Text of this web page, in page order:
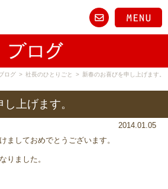
ログ > 社長のひとりごと > 新春のお喜びを申し上げます。
上げます。
ましておめでとうございます。
りました。
2014.01.05